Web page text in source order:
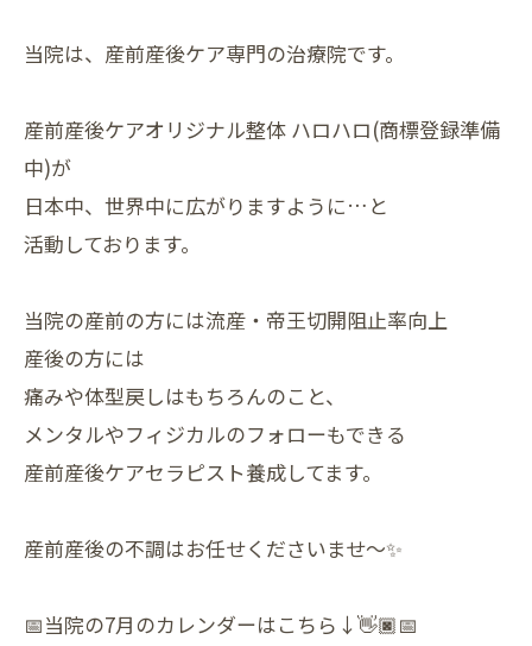
当院は、産前産後ケア専門の治療院です。
産前産後ケアオリジナル整体 ハロハロ(商標登録準備
中)が
日本中、世界中に広がりますように…と
活動しております。
当院の産前の方には流産・帝王切開阻止率向上
産後の方には
痛みや体型戻しはもちろんのこと、
メンタルやフィジカルのフォローもできる
産前産後ケアセラピスト養成してます。
産前産後の不調はお任せくださいませ～✨
📅当院の7月のカレンダーはこちら↓👋🏿📅